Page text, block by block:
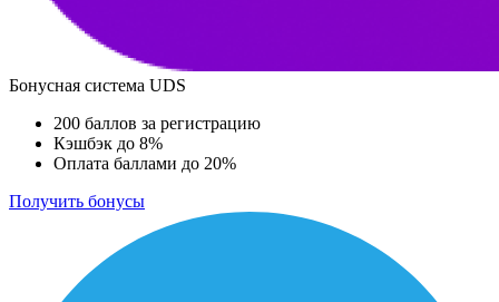
Бонусная система UDS
200 баллов за регистрацию
Кэшбэк до 8%
Оплата баллами до 20%
Получить бонусы